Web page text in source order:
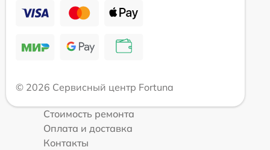
© 2026 Сервисный центр Fortuna
Стоимость ремонта
Оплата и доставка
Контакты